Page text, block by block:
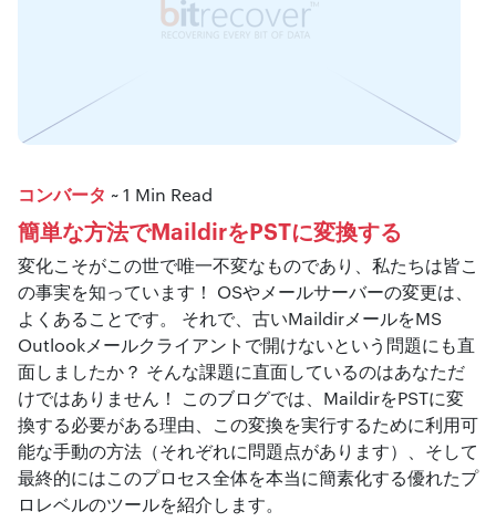
コンバータ ~ 1 Min Read
簡単な方法でMaildirをPSTに変換する
変化こそがこの世で唯一不変なものであり、私たちは皆こ
の事実を知っています！ OSやメールサーバーの変更は、
よくあることです。 それで、古いMaildirメールをMS
Outlookメールクライアントで開けないという問題にも直
面しましたか？ そんな課題に直面しているのはあなただ
けではありません！ このブログでは、MaildirをPSTに変
換する必要がある理由、この変換を実行するために利用可
能な手動の方法（それぞれに問題点があります）、そして
最終的にはこのプロセス全体を本当に簡素化する優れたプ
ロレベルのツールを紹介します。